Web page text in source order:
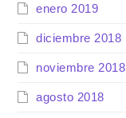
enero 2019
diciembre 2018
noviembre 2018
agosto 2018